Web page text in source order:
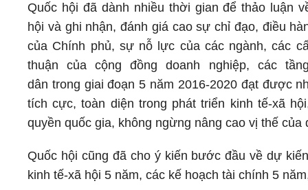
Quốc hội đã dành nhiều thời gian để thảo luận
hội và ghi nhận, đánh giá cao sự chỉ đạo, điều
của Chính phủ, sự nỗ lực của các ngành, các
thuận của cộng đồng doanh nghiệp, các
dân trong giai đoạn 5 năm 2016-2020 đạt được
tích cực, toàn diện trong phát triển kinh tế-xã
quyền quốc gia, không ngừng nâng cao vị thế
Quốc hội cũng đã cho ý kiến bước đầu về dự
kinh tế-xã hội 5 năm, các kế hoạch tài chính 5